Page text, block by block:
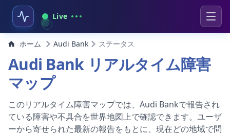
Live
ホーム Audi Bank ステータス
Audi Bank リアルタイム障害
マップ
このリアルタイム障害マップでは、Audi Bankで報告され
ている障害や不具合を世界地図上で確認できます。ユーザ
ーから寄せられた最新の報告をもとに、現在どの地域で問